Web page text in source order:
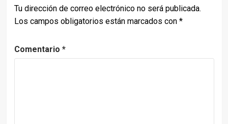
Tu dirección de correo electrónico no será publicada.
Los campos obligatorios están marcados con *
Comentario *